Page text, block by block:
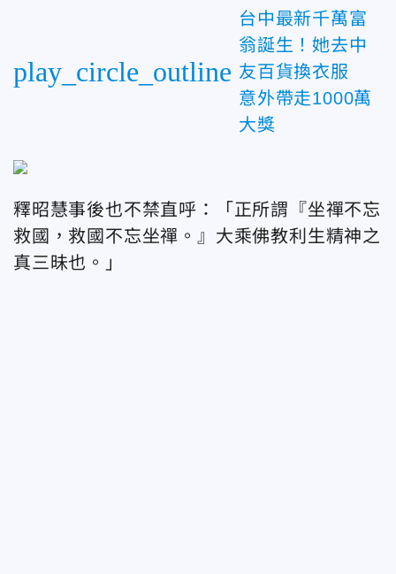
play_circle_outline
台中最新千萬富
翁誕生！她去中
友百貨換衣服
意外帶走1000萬
大獎
釋昭慧事後也不禁直呼：「正所謂『坐禪不忘
救國，救國不忘坐禪。』大乘佛教利生精神之
真三昧也。」